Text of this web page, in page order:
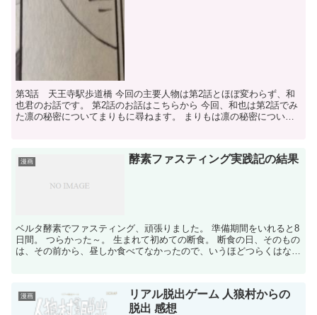
第3話 天王寺駅歩道橋 今回の主要人物は第2話とほぼ変わらず、和
也君のお話です。 第2話のお話はこちらから 今回、和也は第2話でみ
た凛の秘密についてまりもに尋ねます。 まりもは凛の秘密について
漫画 酵素ファスティング実践記の結果
ベルタ酵素でファスティング、頑張りました。 準備期間をいれると8
日間。 つらかった～。 生まれて初めての断食。 断食の日、そのもの
は、その前から、昼しか食べてなかったので、いうほどつらくはなか
漫画
リアル脱出ゲーム 人狼村からの
脱出 感想